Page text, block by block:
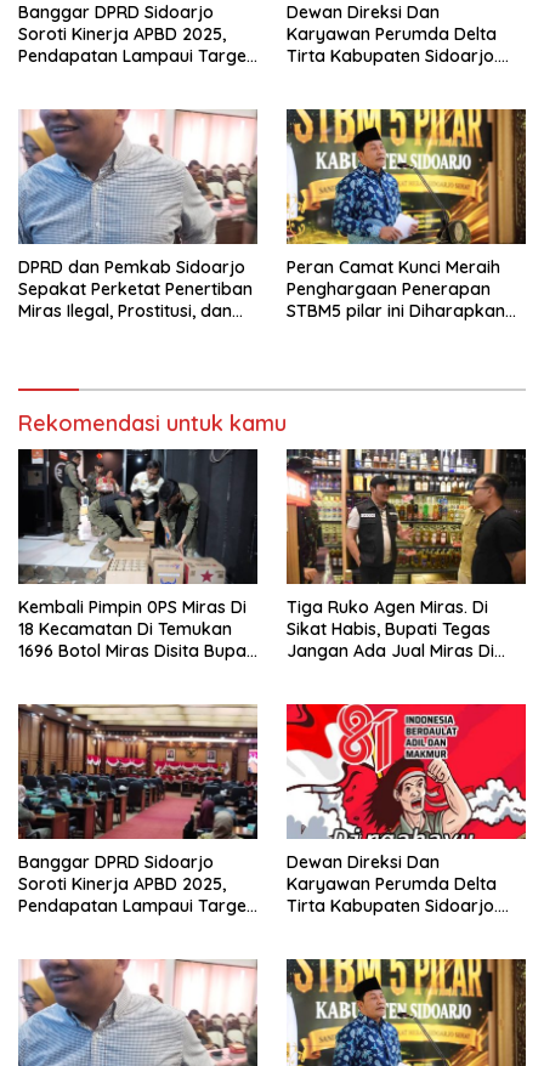
Banggar DPRD Sidoarjo
Soroti Kinerja APBD 2025,
Pendapatan Lampaui Target
Dewan Direksi Dan
Karyawan Perumda Delta
Tirta Kabupaten Sidoarjo.
Tahun. 17 Agustus 1945- 17
Agustus Tahun 2026
DPRD dan Pemkab Sidoarjo
Sepakat Perketat Penertiban
Miras Ilegal, Prostitusi, dan
Peran Camat Kunci Meraih
Penghargaan Penerapan
STBM5 pilar ini Diharapkan
Rekomendasi untuk kamu
Kembali Pimpin 0PS Miras Di
18 Kecamatan Di Temukan
1696 Botol Miras Disita Bupati
Tiga Ruko Agen Miras. Di
Sikat Habis, Bupati Tegas
Jangan Ada Jual Miras Di
Banggar DPRD Sidoarjo
Soroti Kinerja APBD 2025,
Pendapatan Lampaui Target
Dewan Direksi Dan
Karyawan Perumda Delta
Tirta Kabupaten Sidoarjo.
Tahun. 17 Agustus 1945- 17
Agustus Tahun 2026